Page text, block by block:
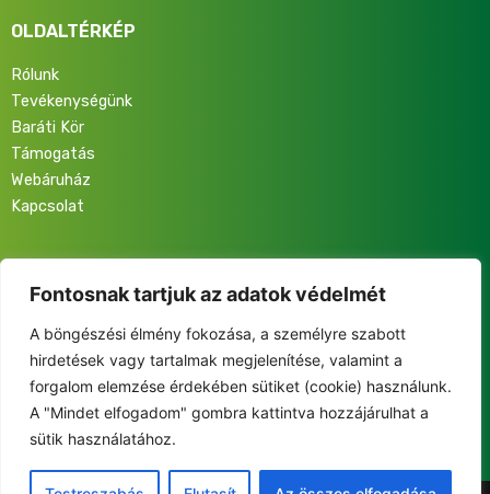
Fontosnak tartjuk az adatok védelmét
A böngészési élmény fokozása, a személyre szabott
hirdetések vagy tartalmak megjelenítése, valamint a
forgalom elemzése érdekében sütiket (cookie) használunk.
A "Mindet elfogadom" gombra kattintva hozzájárulhat a
sütik használatához.
OLDALTÉRKÉP
Rólunk
Tevékenységünk
Baráti Kör
Támogatás
Webáruház
Kapcsolat
eseményeinkről és közösségünk életéről!
This site is protected by reCAPTCHA and the Google
Privacy Policy